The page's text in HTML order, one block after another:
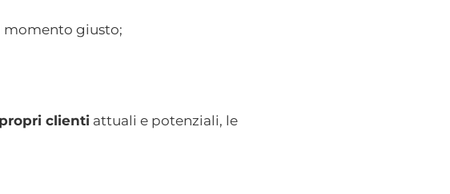
momento giusto;
clienti attuali e potenziali, le